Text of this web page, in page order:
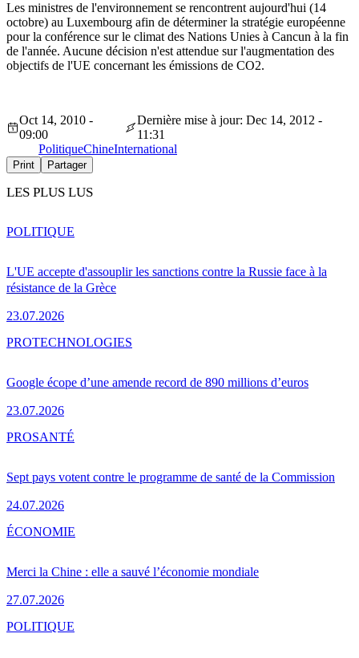
Les ministres de l'environnement se rencontrent aujourd'hui (14
octobre) au Luxembourg afin de déterminer la stratégie européenne
pour la conférence sur le climat des Nations Unies à Cancun à la fin
de l'année. Aucune décision n'est attendue sur l'augmentation des
objectifs de l'UE concernant les émissions de CO2.
Oct 14, 2010 -
09:00
Dernière mise à jour: Dec 14, 2012 -
11:31
PolitiqueChineInternational
Print Partager
LES PLUS LUS
L'UE accepte d'assouplir les sanctions contre la Russie face à la
résistance de la Grèce
23.07.2026
POLITIQUE
Google écope d’une amende record de 890 millions d’euros
23.07.2026
PROTECHNOLOGIES
Sept pays votent contre le programme de santé de la Commission
24.07.2026
PROSANTÉ
Merci la Chine : elle a sauvé l’économie mondiale
27.07.2026
ÉCONOMIE
POLITIQUE